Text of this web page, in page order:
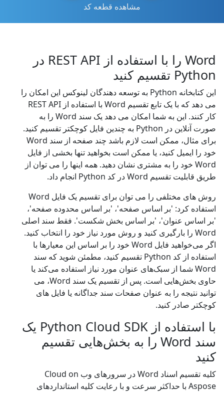
مشاهده قطعه کد
Word را با استفاده از REST API در
Python تقسیم کنید
این کتابخانه Python به توسعه دهندگان لینوکس این امکان را
می دهد که با یک تابع تقسیم Word با استفاده از REST API
کار کنند. این به شما امکان می دهد یک سند Word را به
صورت آنلاین در Python به چندین فایل کوچکتر تقسیم کنید.
برای مثال، ممکن است لازم باشد چند صفحه از سند Word
خود را ایمیل کنید، یا ممکن است بخواهید تنها بخشی از فایل
Word خود را به مشتری نشان دهید. همه اینها را می توان از
طریق قابلیت تقسیم Word در کد Python انجام داد.
روش های مختلفی را می توان برای تقسیم یک فایل Word
استفاده کرد: 'بر اساس صفحه'، 'بر اساس محدوده صفحه'،
'بر اساس عنوان'، 'بر اساس بخش شکست'. فقط سند اصلی
Word را بارگیری کنید و روش مورد نیاز خود را انتخاب کنید.
اگر می‌خواهید فایل Word خود را بر اساس این معیارها با
استفاده از کد Python تقسیم کنید، مطمئن شوید که سند
Word شما از سبک‌های عنوان مورد نیاز استفاده می‌کند یا
حاوی بخش‌هایی است. پس از تقسیم یک سند Word، می
توانید نتیجه را به عنوان صفحات سند جداگانه یا فایل های
کوچکتر صادر کنید.
با استفاده از Python Cloud SDK یک
سند Word را به بخش‌هایی تقسیم
کنید
کلیه تقسیم اسناد Word در سرورهای وب Cloud on
Aspose با حداکثر سرعت و با رعایت کلیه استانداردهای